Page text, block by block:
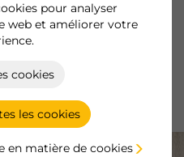
pour analyser
web et améliorer votre
cookies
les cookies
en matière de cookies
pour portes en
en bois d'Emuca : design